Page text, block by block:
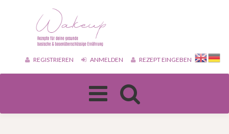
REGISTRIEREN ANMELDEN REZEPT EINGEBEN
Toggle
navigation